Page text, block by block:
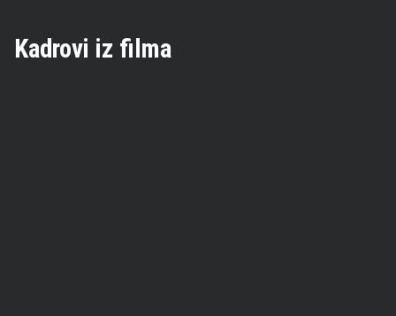
Kadrovi iz filma